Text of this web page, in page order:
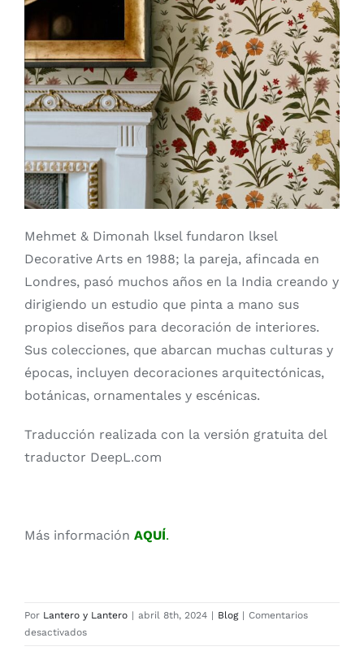
Mehmet & Dimonah lksel fundaron lksel
Decorative Arts en 1988; la pareja, afincada en
Londres, pasó muchos años en la India creando y
dirigiendo un estudio que pinta a mano sus
propios diseños para decoración de interiores.
Sus colecciones, que abarcan muchas culturas y
épocas, incluyen decoraciones arquitectónicas,
botánicas, ornamentales y escénicas.
Traducción realizada con la versión gratuita del
traductor DeepL.com
Más información AQUÍ.
Por Lantero y Lantero | abril 8th, 2024 | Blog | Comentarios
desactivadosen